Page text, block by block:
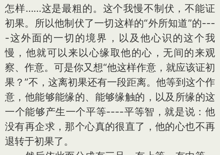
怎样……这是最粗的。这个我慢不制伏，不能证
初果。所以他制伏了一切这样的“外所知道”的---
-这外面的一切的境界，以及他心识的这个我
慢，他就可以来以心缘取他的心，无间的来观
察、作意。可是你又想“他这样作意，就应该证初
果？”不，这离初果还有一段距离。他等到这个作
意，他能够能缘的、能够缘触的，以及所缘的这
一个能够产生一个平等----平等智，就是说：他
没有再企求，那个心真的很直了，他的心也不再
退转于初果了。